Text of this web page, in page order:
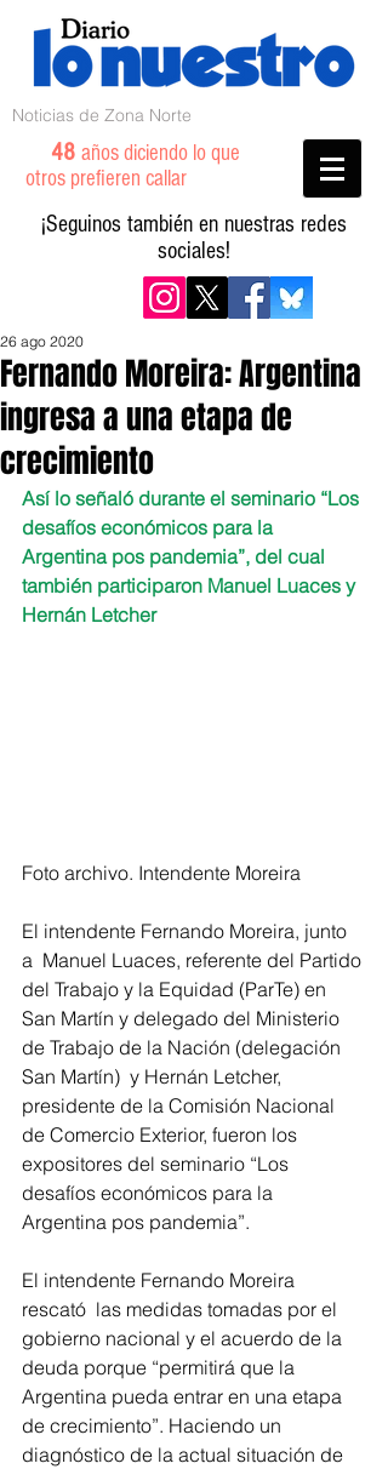
Noticias de Zona Norte
48 años diciendo lo que
otros prefieren callar
¡Seguinos también en nuestras redes
sociales!
Fernando Moreira: Argentina
ingresa a una etapa de
crecimiento
26 ago 2020
Así lo señaló durante el seminario “Los
desafíos económicos para la
Argentina pos pandemia”, del cual
también participaron Manuel Luaces y
Hernán Letcher
Foto archivo. Intendente Moreira
El intendente Fernando Moreira, junto
a  Manuel Luaces, referente del Partido
del Trabajo y la Equidad (ParTe) en
San Martín y delegado del Ministerio
de Trabajo de la Nación (delegación
San Martín)  y Hernán Letcher,
presidente de la Comisión Nacional
de Comercio Exterior, fueron los
expositores del seminario “Los
desafíos económicos para la
Argentina pos pandemia”.
El intendente Fernando Moreira
rescató  las medidas tomadas por el
gobierno nacional y el acuerdo de la
deuda porque “permitirá que la
Argentina pueda entrar en una etapa
de crecimiento”. Haciendo un
diagnóstico de la actual situación de